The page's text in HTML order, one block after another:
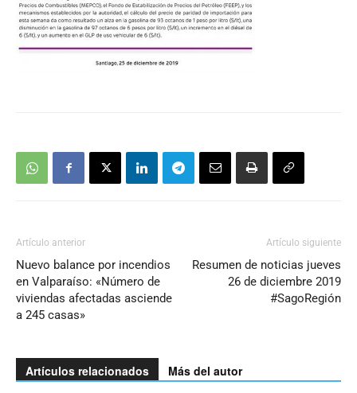
Artículo anterior
Nuevo balance por incendios
en Valparaíso: «Número de
viviendas afectadas asciende
a 245 casas»
Artículo siguiente
Resumen de noticias jueves
26 de diciembre 2019
#SagoRegión
Artículos relacionados Más del autor